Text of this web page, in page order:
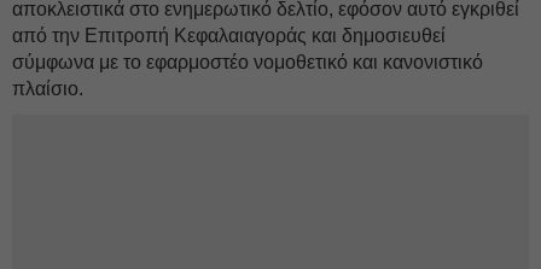
αποκλειστικά στο ενημερωτικό δελτίο, εφόσον αυτό εγκριθεί
από την Επιτροπή Κεφαλαιαγοράς και δημοσιευθεί
σύμφωνα με το εφαρμοστέο νομοθετικό και κανονιστικό
πλαίσιο.